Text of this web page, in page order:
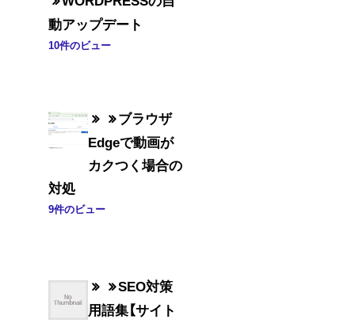
動アップデート
10件のビュー
ブラウザ
Edgeで動画が
カクつく場合の
対処
9件のビュー
SEO対策
用語集【サイト